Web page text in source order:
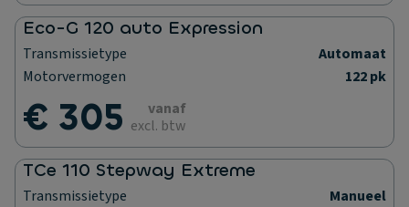
Eco-G 120 auto Expression
Transmissietype
Automaat
Motorvermogen
122 pk
€ 305
vanaf
excl. btw
TCe 110 Stepway Extreme
Transmissietype
Manueel